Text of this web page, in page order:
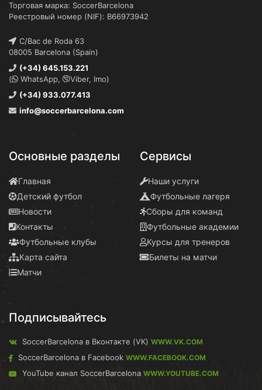
Торговая марка: SoccerBarcelona
Реестровый номер (NIF): B66973942
C/Bac de Roda 63
08005 Barcelona (Spain)
(+34) 645.153.221
(
WhatsApp,
Viber, Imo)
(+34) 933.077.413
info@soccerbarcelona.com
Основные разделы
Главная
Детский футбол
Новости
Контакты
Футбольные клубы
Карта сайта
Матчи
Сервисы
Наши услуги
Футбольные лагеря
Сборы для команд
Футбольные академии
Курсы для тренеров
Билеты на матчи
Подписывайтесь
SoccerBarcelona в Вконтакте (VK) WWW.VK.COM
SoccerBarcelona в Facebook WWW.FACEBOOK.COM
YouTube канал SoccerBarcelona WWW.YOUTUBE.COM